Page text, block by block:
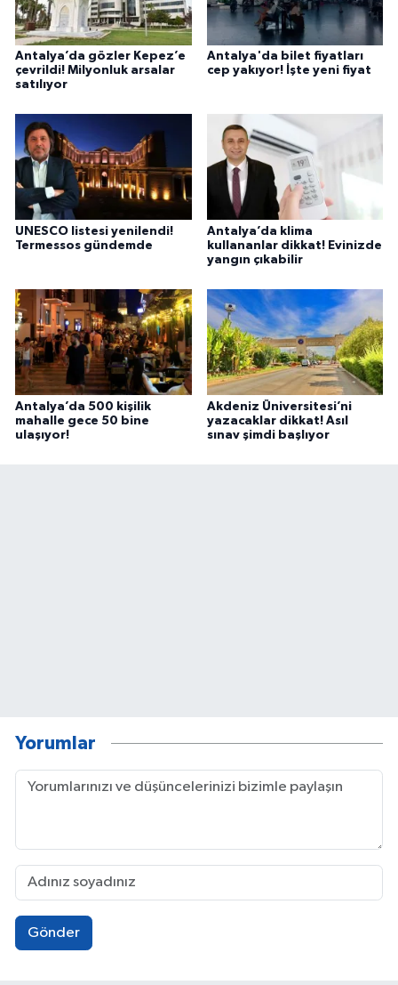
Antalya’da gözler Kepez’e
çevrildi! Milyonluk arsalar
satılıyor
Antalya'da bilet fiyatları
cep yakıyor! İşte yeni fiyat
UNESCO listesi yenilendi!
Termessos gündemde
Antalya’da klima
kullananlar dikkat! Evinizde
yangın çıkabilir
Antalya’da 500 kişilik
mahalle gece 50 bine
ulaşıyor!
Akdeniz Üniversitesi’ni
yazacaklar dikkat! Asıl
sınav şimdi başlıyor
Yorumlar
Gönder